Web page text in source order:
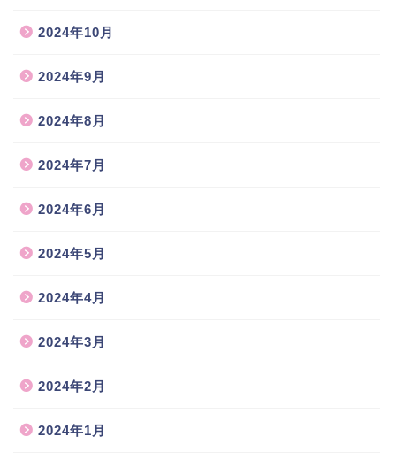
2024年10月
2024年9月
2024年8月
2024年7月
2024年6月
2024年5月
2024年4月
2024年3月
2024年2月
2024年1月